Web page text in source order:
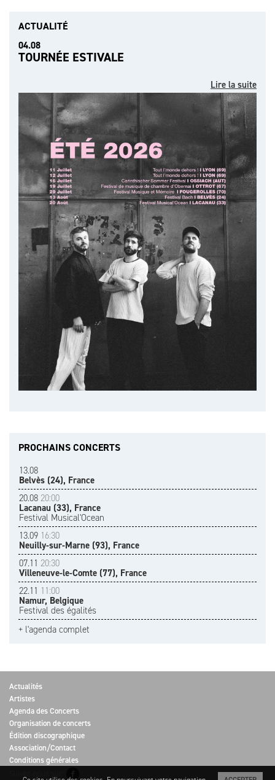
ACTUALITÉ
04.08
TOURNÉE ESTIVALE
Lire la suite
PROCHAINS CONCERTS
13.08
Belvès (24), France
20.08 20:00
Lacanau (33), France
Festival Musical'Ocean
13.09 16:30
Neuilly-sur-Marne (93), France
07.11 20:30
Villeneuve-le-Comte (77), France
22.11 11:00
Namur, Belgique
Festival des égalités
+ l'agenda complet
Actualités
Artistes
Agenda des Concerts
Organisation de concerts
Édition discographique
Association/Contact
Conditions générales